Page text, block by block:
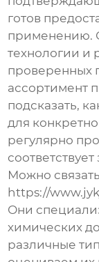
готов
применению.
технологии и
проверенных
ассортимент
подсказать,
для
регулярно
Можно
https://
Они
химических
различные